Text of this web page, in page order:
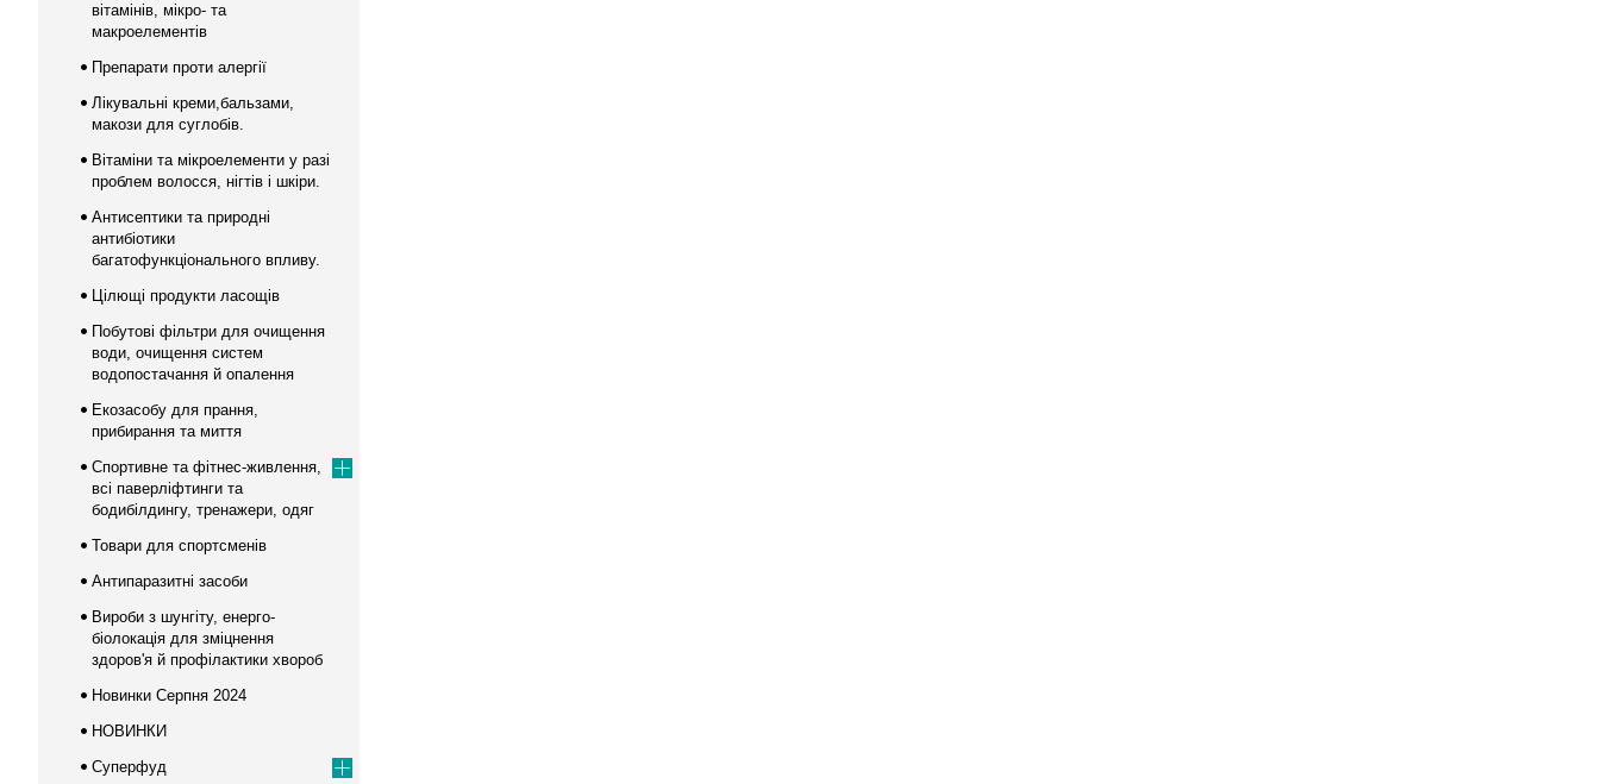
вітамінів, мікро- та
макроелементів
Препарати проти алергії
Лікувальні креми,бальзами,
макози для суглобів.
Вітаміни та мікроелементи у разі
проблем волосся, нігтів і шкіри.
Антисептики та природні
антибіотики
багатофункціонального впливу.
Цілющі продукти ласощів
Побутові фільтри для очищення
води, очищення систем
водопостачання й опалення
Екозасобу для прання,
прибирання та миття
Спортивне та фітнес-живлення,
всі паверліфтинги та
бодибілдингу, тренажери, одяг
Товари для спортсменів
Антипаразитні засоби
Вироби з шунгіту, енерго-
біолокація для зміцнення
здоров'я й профілактики хвороб
Новинки Серпня 2024
НОВИНКИ
Суперфуд